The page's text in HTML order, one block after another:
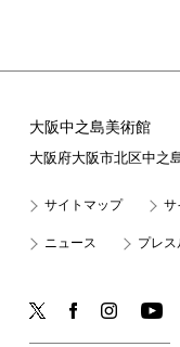
大阪中之島美術館
大阪府大阪市北区中之
サイトマップ サ
ニュース プレス